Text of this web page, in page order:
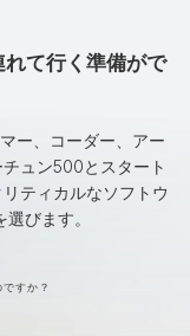
て行く準備がで
ー、コーダー、アー
ュン500とスタート
ティカルなソフトウ
びます。
すか？